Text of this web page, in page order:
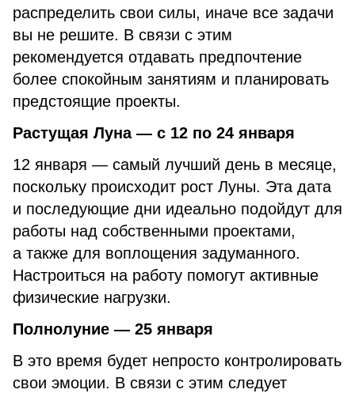
распределить свои силы, иначе все задачи
вы не решите. В связи с этим
рекомендуется отдавать предпочтение
более спокойным занятиям и планировать
предстоящие проекты.
Растущая Луна — с 12 по 24 января
12 января — самый лучший день в месяце,
поскольку происходит рост Луны. Эта дата
и последующие дни идеально подойдут для
работы над собственными проектами,
а также для воплощения задуманного.
Настроиться на работу помогут активные
физические нагрузки.
Полнолуние — 25 января
В это время будет непросто контролировать
свои эмоции. В связи с этим следует